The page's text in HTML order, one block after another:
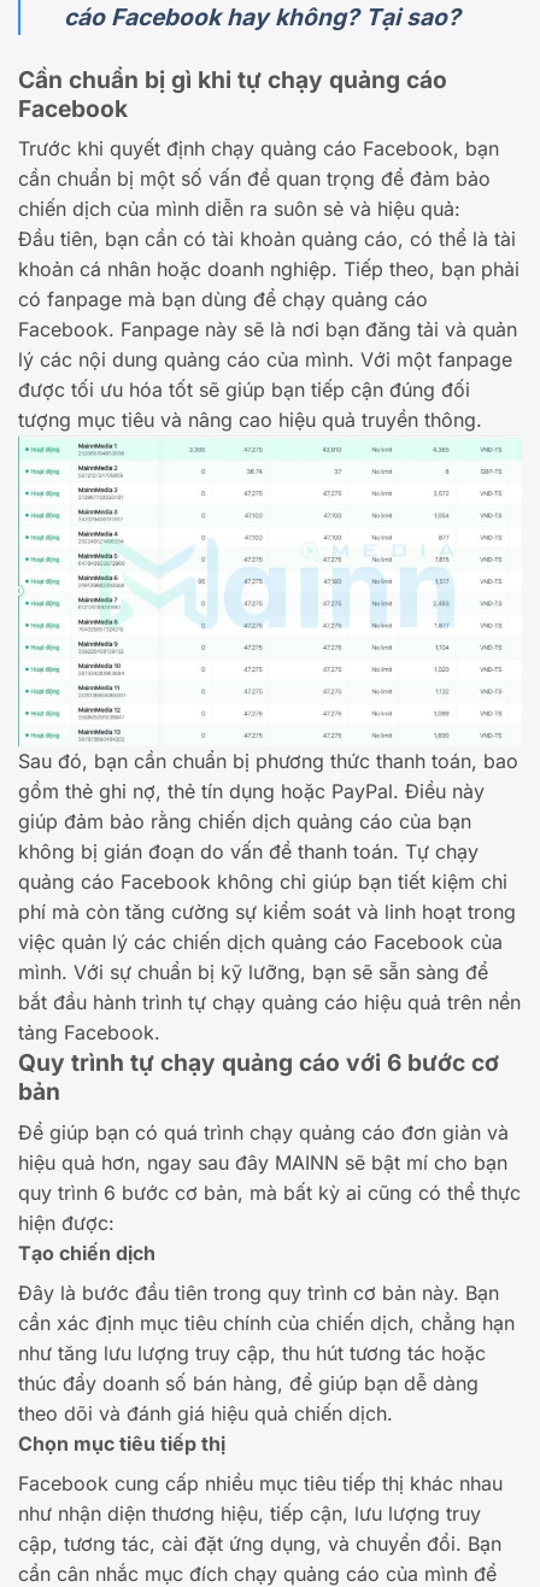
cáo Facebook hay không? Tại sao?
Cần chuẩn bị gì khi tự chạy quảng cáo
Facebook
Trước khi quyết định chạy quảng cáo Facebook, bạn
cần chuẩn bị một số vấn đề quan trọng để đảm bảo
chiến dịch của mình diễn ra suôn sẻ và hiệu quả:
Đầu tiên, bạn cần có tài khoản quảng cáo, có thể là tài
khoản cá nhân hoặc doanh nghiệp. Tiếp theo, bạn phải
có fanpage mà bạn dùng để chạy quảng cáo
Facebook. Fanpage này sẽ là nơi bạn đăng tải và quản
lý các nội dung quảng cáo của mình. Với một fanpage
được tối ưu hóa tốt sẽ giúp bạn tiếp cận đúng đối
tượng mục tiêu và nâng cao hiệu quả truyền thông.
Sau đó, bạn cần chuẩn bị phương thức thanh toán, bao
gồm thẻ ghi nợ, thẻ tín dụng hoặc PayPal. Điều này
giúp đảm bảo rằng chiến dịch quảng cáo của bạn
không bị gián đoạn do vấn đề thanh toán. Tự chạy
quảng cáo Facebook không chỉ giúp bạn tiết kiệm chi
phí mà còn tăng cường sự kiểm soát và linh hoạt trong
việc quản lý các chiến dịch quảng cáo Facebook của
mình. Với sự chuẩn bị kỹ lưỡng, bạn sẽ sẵn sàng để
bắt đầu hành trình tự chạy quảng cáo hiệu quả trên nền
tảng Facebook.
Quy trình tự chạy quảng cáo với 6 bước cơ
bản
Để giúp bạn có quá trình chạy quảng cáo đơn giản và
hiệu quả hơn, ngay sau đây MAINN sẽ bật mí cho bạn
quy trình 6 bước cơ bản, mà bất kỳ ai cũng có thể thực
hiện được:
Tạo chiến dịch
Đây là bước đầu tiên trong quy trình cơ bản này. Bạn
cần xác định mục tiêu chính của chiến dịch, chẳng hạn
như tăng lưu lượng truy cập, thu hút tương tác hoặc
thúc đẩy doanh số bán hàng, để giúp bạn dễ dàng
theo dõi và đánh giá hiệu quả chiến dịch.
Chọn mục tiêu tiếp thị
Facebook cung cấp nhiều mục tiêu tiếp thị khác nhau
như nhận diện thương hiệu, tiếp cận, lưu lượng truy
cập, tương tác, cài đặt ứng dụng, và chuyển đổi. Bạn
cần cân nhắc mục đích chạy quảng cáo của mình để